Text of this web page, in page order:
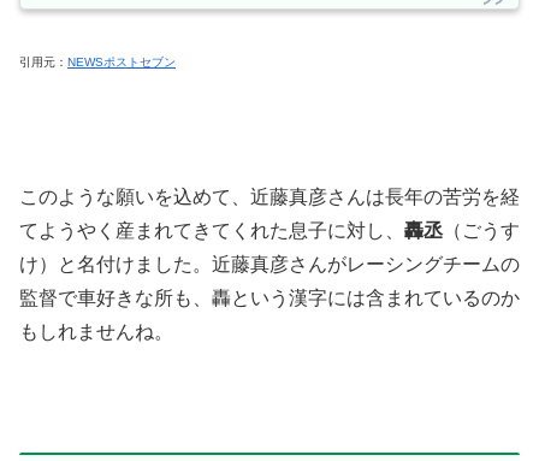
引用元： NEWSポストセブン
このような願いを込めて、近藤真彦さんは長年の苦労を経
てようやく産まれてきてくれた息子に対し、 轟丞（ごうす
け）と名付けました。近藤真彦さんがレーシングチームの
監督で車好きな所も、轟という漢字には含まれているのか
もしれませんね。